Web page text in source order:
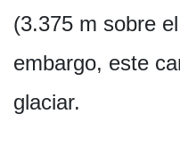
(3.375 m sobre
embargo, este
glaciar.